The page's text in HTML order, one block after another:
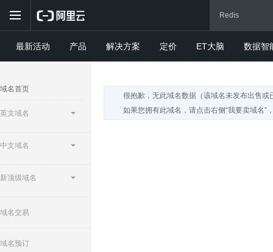
最新活动 产品 解决方案 定价 ET大脑 数据智
域名首页
英文域名
中文域名
新顶级域名
域名交易
域名预订
很抱歉，无此域名数据（该域名未发布出售或
如果您拥有此域名，请点击右侧“我要卖域名”